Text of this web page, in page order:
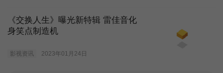
《交换人生》曝光新特辑 雷佳音化
身笑点制造机
影视资讯 2023年01月24日